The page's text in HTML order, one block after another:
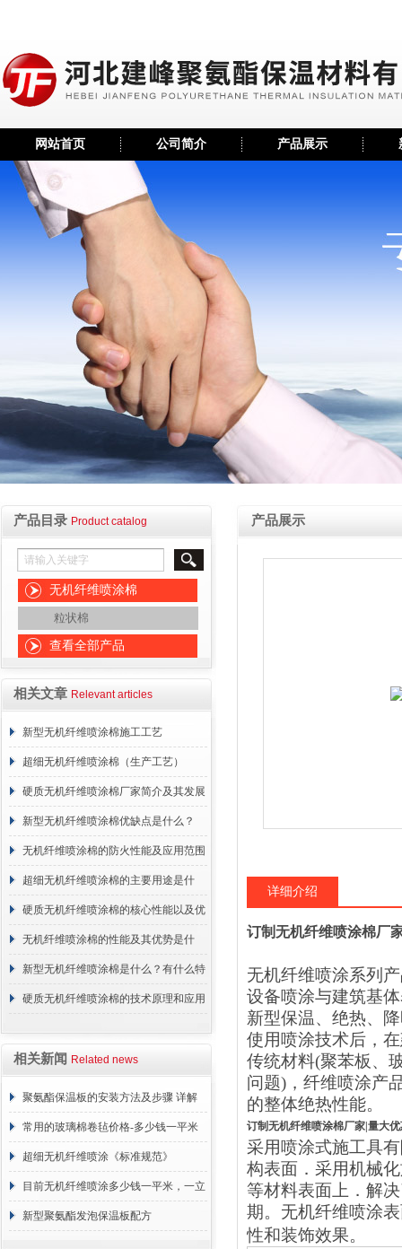
网站首页 公司简介 产品展示
产品目录 Product catalog
无机纤维喷涂棉
粒状棉
查看全部产品
相关文章 Relevant articles
新型无机纤维喷涂棉施工工艺
超细无机纤维喷涂棉（生产工艺）
硬质无机纤维喷涂棉厂家简介及其发展
概述
新型无机纤维喷涂棉优缺点是什么？
无机纤维喷涂棉的防火性能及应用范围
超细无机纤维喷涂棉的主要用途是什
么？
硬质无机纤维喷涂棉的核心性能以及优
点介绍
无机纤维喷涂棉的性能及其优势是什
么？
新型无机纤维喷涂棉是什么？有什么特
点？
硬质无机纤维喷涂棉的技术原理和应用
相关新闻 Related news
聚氨酯保温板的安装方法及步骤 详解
常用的玻璃棉卷毡价格-多少钱一平米
超细无机纤维喷涂《标准规范》
目前无机纤维喷涂多少钱一平米，一立
方 价格计算
新型聚氨酯发泡保温板配方
产品展示
详细介绍
订制无机纤维喷涂棉厂
无机纤维喷涂系列
设备喷涂与建筑基
新型保温、绝热、
使用喷涂技术后，
传统材料(聚苯板、
问题) ，纤维喷涂产
的整体绝热性能。
订制无机纤维喷涂棉厂家|量大
采用喷涂式施工具
构表面．采用机械
等材料表面上．解
期。无机纤维喷涂
性和装饰效果。